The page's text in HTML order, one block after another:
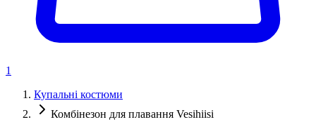
1
Купальні костюми
Комбінезон для плавання Vesihiisi